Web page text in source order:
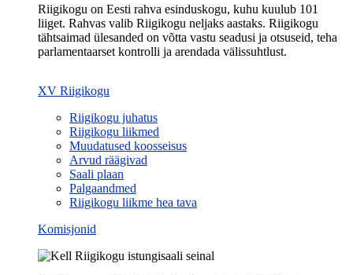
Riigikogu on Eesti rahva esinduskogu, kuhu kuulub 101
liiget. Rahvas valib Riigikogu neljaks aastaks. Riigikogu
tähtsaimad ülesanded on võtta vastu seadusi ja otsuseid, teha
parlamentaarset kontrolli ja arendada välissuhtlust.
XV Riigikogu
Riigikogu juhatus
Riigikogu liikmed
Muudatused koosseisus
Arvud räägivad
Saali plaan
Palgaandmed
Riigikogu liikme hea tava
Komisjonid